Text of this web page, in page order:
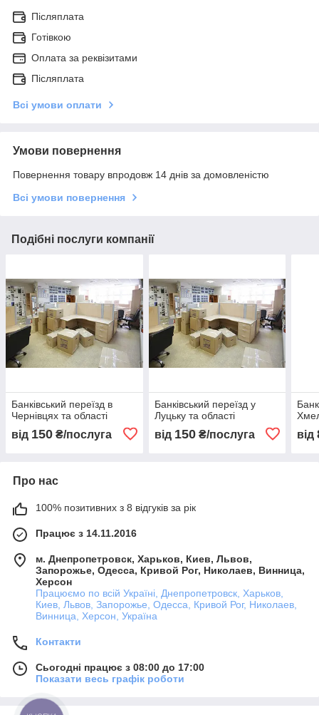
Післяплата
Готівкою
Оплата за реквізитами
Післяплата
Всі умови оплати
Умови повернення
Повернення товару впродовж 14 днів за домовленістю
Всі умови повернення
Подібні послуги компанії
Банківський переїзд в
Чернівцях та області
від 150 ₴/послуга
Банківський переїзд у
Луцьку та області
від 150₴/послуга від
Про нас
100% позитивних з 8 відгуків за рік
Працює з 14.11.2016
м. Днепропетровск, Харьков, Киев, Львов,
Запорожье, Одесса, Кривой Рог, Николаев, Винница,
Херсон
Працюємо по всій Україні, Днепропетровск, Харьков,
Киев, Львов, Запорожье, Одесса, Кривой Рог, Николаев,
Винница, Херсон, Україна
Контакти
Сьогодні працює з 08:00 до 17:00
Показати весь графік роботи